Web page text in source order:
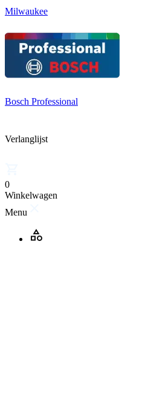
Milwaukee
Bosch Professional
Verlanglijst
0
Winkelwagen
Menu